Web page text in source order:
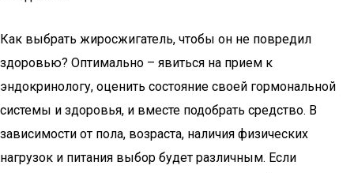
Как выбрать жиросжигатель, чтобы он не повредил
здоровью? Оптимально – явиться на прием к
эндокринологу, оценить состояние своей гормональной
системы и здоровья, и вместе подобрать средство. В
зависимости от пола, возраста, наличия физических
нагрузок и питания выбор будет различным. Если